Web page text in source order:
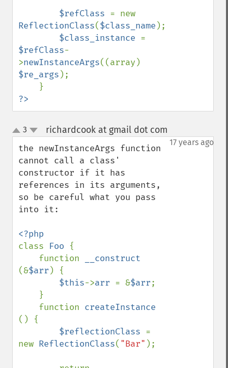
$refClass
ReflectionClass($class_name );
$class_instance
$refClass-
>newInstanceArgs
$re_args );
?>
up
down
3 richardcook at gmail dot com
17 years ago
the newInstanceArgs function
cannot call a class'
constructor if it has
references in its arguments,
so be careful what you pass
into it:
class Foo {
    function
(&$arr ) {
$this->arr = &$arr;
    function
() {
$reflectionClass =
new ReflectionClass( "Bar" );